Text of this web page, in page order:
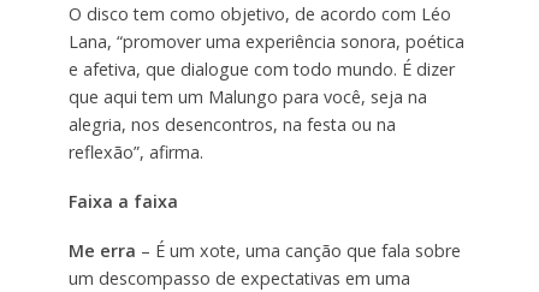
O disco tem como objetivo, de acordo com Léo
Lana, “promover uma experiência sonora, poética
e afetiva, que dialogue com todo mundo. É dizer
que aqui tem um Malungo para você, seja na
alegria, nos desencontros, na festa ou na
reflexão”, afirma.
Faixa a faixa
Me erra – É um xote, uma canção que fala sobre
um descompasso de expectativas em uma